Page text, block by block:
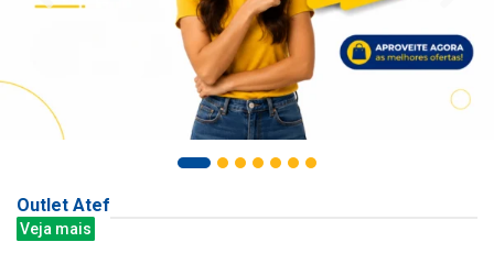
Outlet Atef
Veja mais